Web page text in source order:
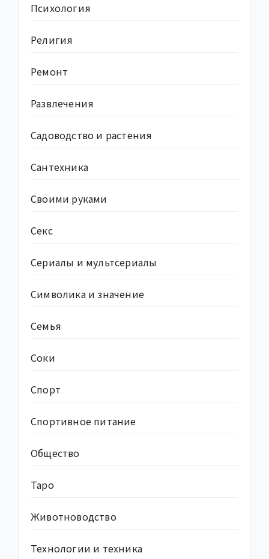
Психология
Религия
Ремонт
Развлечения
Садоводство и растения
Сантехника
Своими руками
Секс
Сериалы и мультсериалы
Символика и значение
Семья
Соки
Спорт
Спортивное питание
Общество
Таро
Животноводство
Технологии и техника